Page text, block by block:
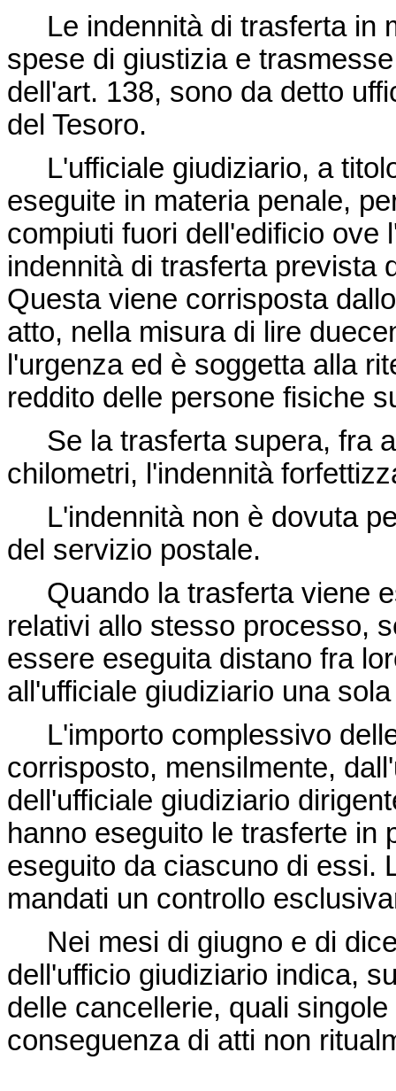
Le indennità di trasferta in
spese di giustizia e
dell'art. 138, sono da detto
del Tesoro.
L'ufficiale giudiziario, a
eseguite in materia penale,
compiuti fuori dell'edificio ove
indennità di trasferta prevista
Questa viene corrisposta
atto, nella misura di lire
l'urgenza ed è soggetta alla
reddito delle persone fisiche
Se la trasferta supera, fra
chilometri, l'indennità
L'indennità non è dovuta
del servizio postale.
Quando la trasferta viene
relativi allo stesso processo,
essere eseguita distano fra
all'ufficiale giudiziario una
L'importo complessivo
corrisposto, mensilmente,
dell'ufficiale giudiziario
hanno eseguito le trasferte in
eseguito da ciascuno di essi.
mandati un controllo
Nei mesi di giugno e di
dell'ufficio giudiziario indica,
delle cancellerie, quali
conseguenza di atti non